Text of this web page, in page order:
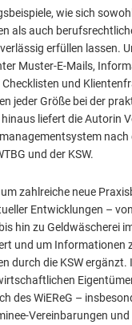
wie sich
als auch
erfüllen lassen.
Muster-E-Mails,
und
jeder Größe bei der
liefert die Autorin
nach
und der KSW.
zahlreiche neue
Entwicklungen – von
hin zu Geldwäscherei
und um Informationen
durch die KSW ergänzt.
des WiEReG –
Vereinbarungen und